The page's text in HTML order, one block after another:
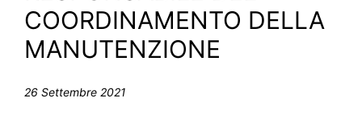
COORDINAMENTO DELLA
MANUTENZIONE
26 Settembre 2021